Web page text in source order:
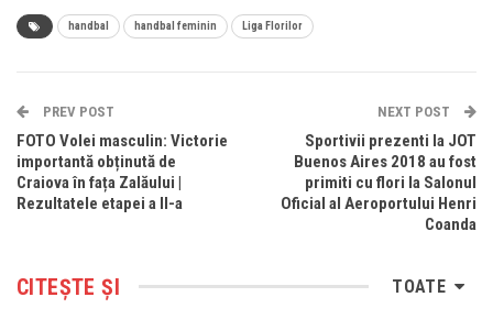
handbal handbal feminin Liga Florilor
PREV POST
FOTO Volei masculin: Victorie
importantă obținută de
Craiova în fața Zalăului |
Rezultatele etapei a II-a
NEXT POST
Sportivii prezenti la JOT
Buenos Aires 2018 au fost
primiti cu flori la Salonul
Oficial al Aeroportului Henri
Coanda
TOATE
CITEȘTE ȘI